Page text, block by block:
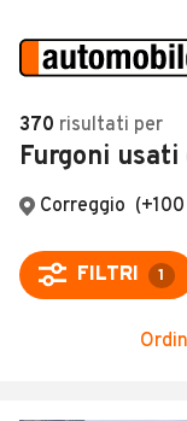
Auto
Auto usate
Auto Km 0
Auto Nuove
Noleggio a
VENDI
MAGAZINE
ACCEDI
370 risultati per
Furgoni usati
Correggio
FILTRI 1